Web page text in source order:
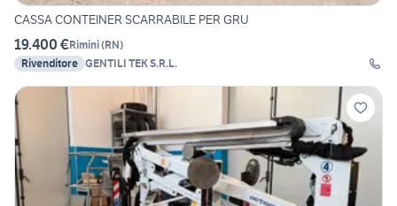
CASSA CONTEINER SCARRABILE PER GRU
19.400 €Rimini(RN)
Rivenditore GENTILI TEK S.R.L.